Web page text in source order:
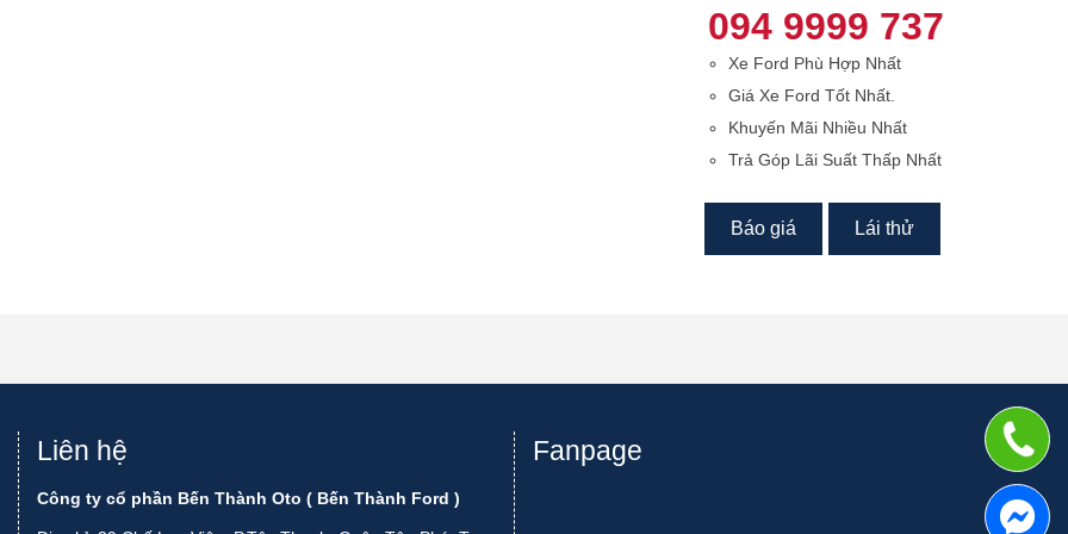
094 9999 737
Xe Ford Phù Hợp Nhất
Giá Xe Ford Tốt Nhất.
Khuyến Mãi Nhiều Nhất
Trả Góp Lãi Suất Thấp Nhất
Báo giá Lái thử
Liên hệ
Công ty cổ phần Bến Thành Oto ( Bến Thành Ford )
Fanpage